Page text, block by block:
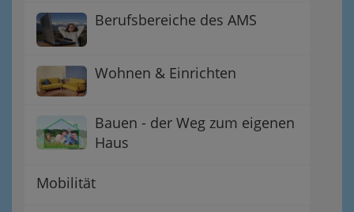
Berufsbereiche des AMS
Wohnen & Einrichten
Bauen - der Weg zum eigenen
Haus
Mobilität